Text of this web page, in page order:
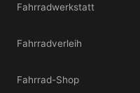
Fahrradwerkstatt
Fahrradverleih
Fahrrad-Shop